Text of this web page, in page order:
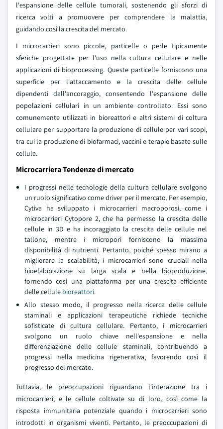
l'espansione delle cellule tumorali, sostenendo gli sforzi di
ricerca volti a promuovere per comprendere la malattia,
guidando così la crescita del mercato.
I microcarrieri sono piccole, particelle o perle tipicamente
sferiche progettate per l'uso nella cultura cellulare e nelle
applicazioni di bioprocessing. Queste particelle forniscono una
superficie per l'attaccamento e la crescita delle cellule
dipendenti dall'ancoraggio, consentendo l'espansione delle
popolazioni cellulari in un ambiente controllato. Essi sono
comunemente utilizzati in bioreattori e altri sistemi di coltura
cellulare per supportare la produzione di cellule per vari scopi,
tra cui la produzione di biofarmaci, vaccini e terapie basate sulle
cellule.
Microcarriera Tendenze di mercato
I progressi nelle tecnologie della cultura cellulare svolgono
un ruolo significativo come driver per il mercato. Per esempio,
Cytiva ha sviluppato i microcarrieri macroporosi, come i
microcarrieri Cytopore 2, che ha permesso la crescita delle
cellule in 3D e ha incoraggiato la crescita delle cellule nel
tallone, mentre i micropori forniscono la massima
disponibilità di nutrienti. Pertanto, poiché spesso mirano a
migliorare la scalabilità, i microcarrieri sono cruciali nella
bioelaborazione su larga scala e nella bioproduzione,
fornendo così una piattaforma per una crescita efficiente
delle cellule bioreattori.
Allo stesso modo, il progresso nella ricerca delle cellule
staminali e applicazioni terapeutiche richiede tecniche
sofisticate di cultura cellulare. Pertanto, i microcarrieri
svolgono un ruolo chiave nell'espansione e nella
differenziazione delle cellule staminali, contribuendo a
progressi nella medicina rigenerativa, favorendo così il
progresso del mercato.
Tuttavia, le preoccupazioni riguardano l'interazione tra i
microcarrieri, e le cellule coltivate su di loro, così come la
risposta immunitaria potenziale quando i microcarrieri sono
introdotti in organismi viventi. Pertanto, le preoccupazioni di